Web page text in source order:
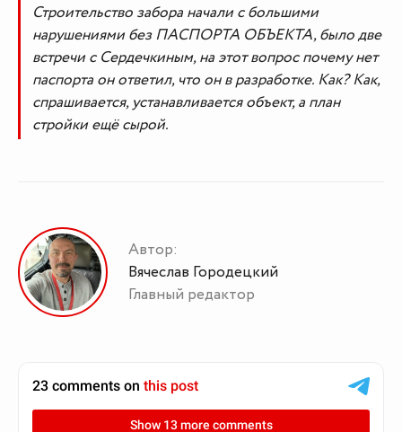
Строительство забора начали с большими
нарушениями без ПАСПОРТА ОБЪЕКТА, было две
встречи с Сердечкиным, на этот вопрос почему нет
паспорта он ответил, что он в разработке. Как? Как,
спрашивается, устанавливается объект, а план
стройки ещё сырой.
Автор:
Вячеслав Городецкий
Главный редактор